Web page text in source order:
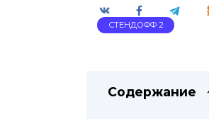
СТЕНДОФФ 2
Содержание